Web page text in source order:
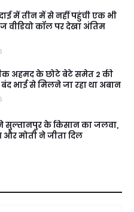
में तीन में से नहीं पहुंची एक भी
वीडियो कॉल पर देखा अंतिम
अहमद के छोटे बेटे समेत 2 की
भाई से मिलने जा रहा था अबान
सुल्तानपुर के किसान का जलवा,
मोती ने जीता दिल